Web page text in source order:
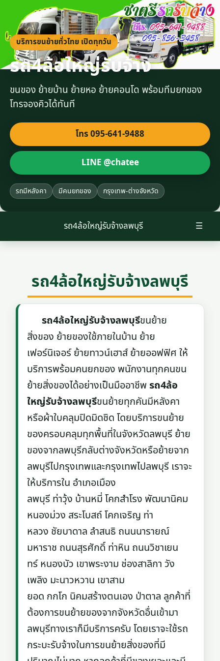
บริการขนย้ายทั่วไทย เปิดทุกวัน
รถ4ล้อใหญ่รับจ้าง
ขนของ ย้ายบ้าน ย้ายหอ ย้ายคอนโด พร้อมทีมยกของ
โทรจองคิวได้ทันที
โทร 095-641-9488
LINE @chatee
รถมีหลังคา มีคนยกของ กรุงเทพ-ต่างจังหวัด
☰
รถ4ล้อใหญ่รับจ้างลพบุรี
รถ4ล้อใหญ่รับจ้างลพบุรี
รถ4ล้อใหญ่รับจ้างลพบุรีขนย้าย
สิ่งของ ย้ายของใช้ภายในบ้าน ย้าย
เฟอร์นิเจอร์ ย้ายทาวน์เฮาส์ ย้ายออฟฟิศ ให้
บริการพร้อมคนยกของ พนักงานทุกคนขน
ย้ายสิ่งของได้อย่างเป็นมืออาชีพรถ4ล้อ
ใหญ่รับจ้างลพบุรีขนย้ายทุกคันมีหลังคา
หรือผ้าใบคลุมปิดมิดชิด โดยบริการขนย้าย
ของครอบคลุมทุกพื้นที่ในจังหวัดลพบุรี ย้าย
ของจากลพบุรีกลับต่างจังหวัดหรือย้ายจาก
ลพบุรีไปกรุงเทพและกรุงเทพไปลพบุรี เราจะ
ให้บริการใน อำเภอเมือง
ลพบุรี ท่าวุ้ง บ้านหมี่ โคกสำโรง พัฒนานิคม
หนองม่วง สระโบสถ์ โคกเจริญ ท่า
หลวง ชัยบาดาล ลำสนธิ ถนนนารายณ์
มหาราช ถนนสุรศักดิ์ ท่าหิน ถนนวิชาเยน
ทร์ หนองบัว เขาพระงาม ช่องสาลิกา วัง
เพลิง มะนาวหวาน เขาสาม
ยอด กกโก นิคมสร้างตนเอง ป่าตาล ลูกค้าที่
ต้องการขนย้ายของจากจังหวัดอื่นเข้ามา
ลพบุรีทางเราก็มีบริการครับ โดยเราจะใช้รถ
กระบะรับจ้างในการขนย้ายสิ่งของที่มี